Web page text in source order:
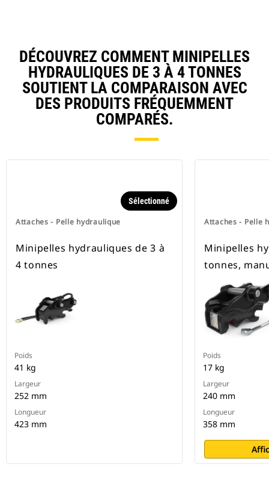
DÉCOUVREZ COMMENT MINIPELLES
HYDRAULIQUES DE 3 À 4 TONNES
SOUTIENT LA COMPARAISON AVEC
DES PRODUITS FRÉQUEMMENT
COMPARÉS.
Attaches - Pelle hydraulique
Sélectionné
Minipelles hydrauliques de 3 à
4 tonnes
Poids
41 kg
Largeur
252 mm
Longueur
423 mm
Attaches - Pelle
Minipelles
tonnes,
Poids
17 kg
Largeur
240 mm
Longueur
358 mm